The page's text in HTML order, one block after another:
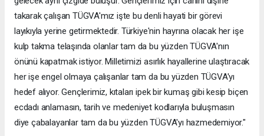
takarak çalışan TÜGVA'mız işte bu denli hayati bir görevi
layıkıyla yerine getirmektedir. Türkiye'nin hayrına olacak her işe
kulp takma telaşında olanlar tam da bu yüzden TÜGVA'nın
önünü kapatmak istiyor. Milletimizi asırlık hayallerine ulaştıracak
her işe engel olmaya çalışanlar tam da bu yüzden TÜGVA'yı
hedef alıyor. Gençlerimiz, kıtaları ipek bir kumaş gibi kesip biçen
ecdadı anlamasın, tarih ve medeniyet kodlarıyla buluşmasın
diye çabalayanlar tam da bu yüzden TÜGVA'yı hazmedemiyor."